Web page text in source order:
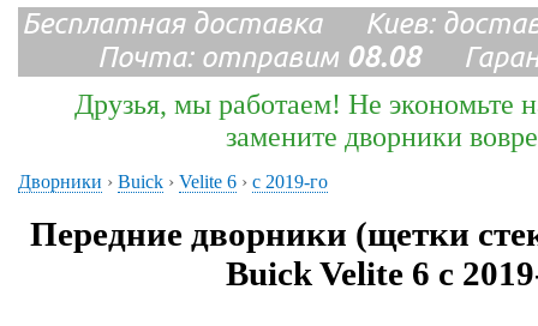
Бесплатная доставка Киев:
Почта: отправим 08.08
Друзья, мы работаем! Не экономьте
замените дворники
Дворники › Buick › Velite 6 › с 2019-го
Передние дворники (щетки
Buick Velite 6 с